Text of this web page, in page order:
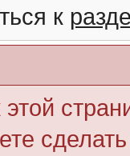
к
этой